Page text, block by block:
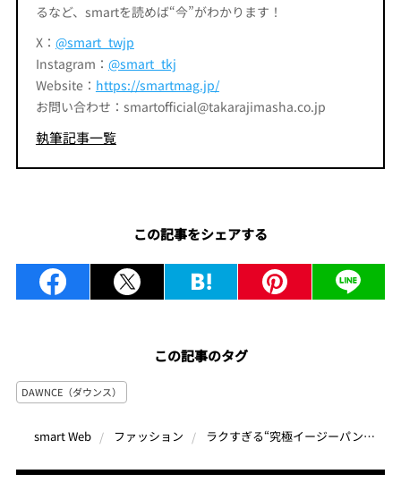
るなど、smartを読めば“今”がわかります！
X： @smart_twjp
Instagram： @smart_tkj
Website： https://smartmag.jp/
お問い合わせ：smartofficial@takarajimasha.co.jp
執筆記事一覧
この記事をシェアする
この記事のタグ
DAWNCE（ダウンス）
smart Web ファッション ラクすぎる“究極イージーパンツ”が話題！新ブランド「DAWNCE（ダウンス）」のオンオフ兼用可能な一本